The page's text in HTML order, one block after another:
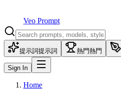
Veo Prompt
提示詞提示詞 熱門熱門
Sign In
Home